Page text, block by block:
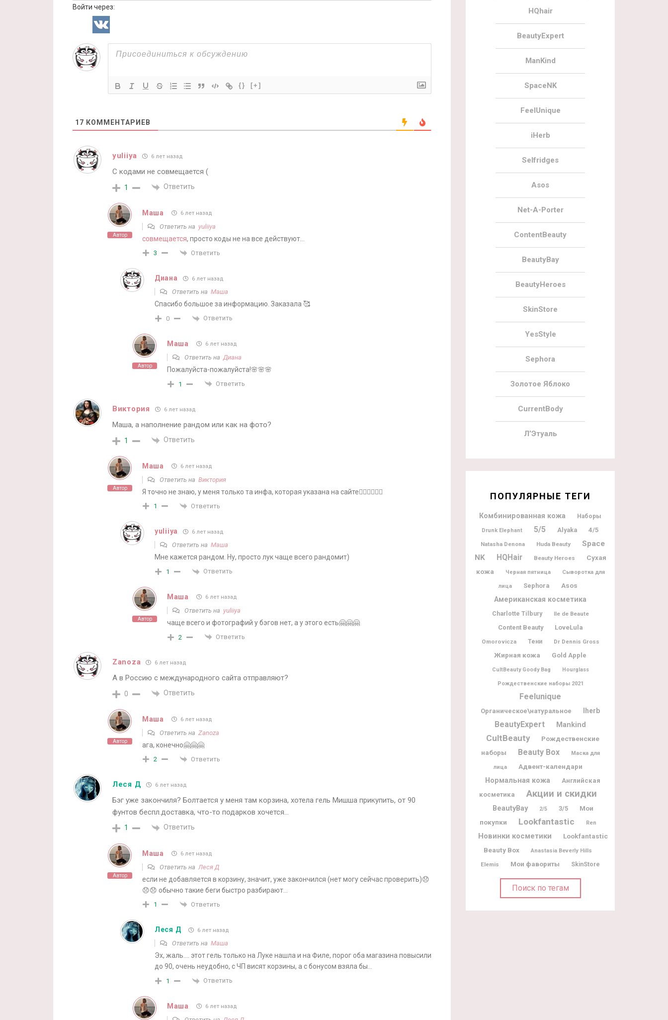
Войти через:
{} [+]
17 КОММЕНТАРИЕВ
yuliiya 6 лет назад
С кодами не совмещается (
1 Ответить
Автор
Маша 6 лет назад
Ответить на yuliiya
совмещается, просто коды не на все действуют…
3 Ответить
Диана 6 лет назад
Ответить на Маша
Спасибо большое за информацию. Заказала 🥰
0 Ответить
Автор
Маша 6 лет назад
Ответить на Диана
Пожалуйста-пожалуйста!🌸🌸🌸
1 Ответить
Виктория 6 лет назад
Маша, а наполнение рандом или как на фото?
1 Ответить
Автор
Маша 6 лет назад
Ответить на Виктория
Я точно не знаю, у меня только та инфа, которая указана на сайте🤷‍♀️🤷‍♀️🤷‍♀️
1 Ответить
yuliiya 6 лет назад
Ответить на Маша
Мне кажется рандом. Ну, просто лук чаще всего рандомит)
1 Ответить
Автор
Маша 6 лет назад
Ответить на yuliiya
чаще всего и фотографий у бэгов нет, а у этого есть🤗🤗🤗
2 Ответить
Zanoza 6 лет назад
А в Россию с международного сайта отправляют?
0 Ответить
Автор
Маша 6 лет назад
Ответить на Zanoza
ага, конечно🤗🤗🤗
2 Ответить
Леся Д 6 лет назад
Бэг уже закончиля? Болтается у меня там корзина, хотела гель Мишша прикупить, от 90
фунтов беспл.доставка, что-то подарков хочется…
1 Ответить
Автор
Маша 6 лет назад
Ответить на Леся Д
если не добавляется в корзину, значит, уже закончился (нет могу сейчас проверить)😞
😞😞 обычно такие беги быстро разбирают…
1 Ответить
Леся Д 6 лет назад
Ответить на Маша
Эх, жаль…. этот гель только на Луке нашла и на Филе, порог оба магазина повысили
до 90, очень неудобно, с ЧП висят корзины, а с бонусом взяла бы…
1 Ответить
Маша 6 лет назад
HQhair
BeautyExpert
ManKind
SpaceNK
FeelUnique
iHerb
Selfridges
Asos
Net-A-Porter
ContentBeauty
BeautyBay
BeautyHeroes
SkinStore
YesStyle
Sephora
Золотое Яблоко
CurrentBody
Л’Этуаль
ПОПУЛЯРНЫЕ ТЕГИ
Комбинированная кожа Наборы
Drunk Elephant 5/5 Alyaka 4/5
Natasha Denona Huda Beauty
Space
NK
HQHair Beauty Heroes
Сухая
кожа
Черная пятница Сыворотка для
лица Sephora Asos
Американская косметика
Charlotte Tilbury Ile de Beaute
Content Beauty LoveLula
Omorovicza Тени Dr Dennis Gross
Жирная кожа Gold Apple
CultBeauty Goody Bag Hourglass
Рождественские наборы 2021
Feelunique
Органическое\натуральное Iherb
BeautyExpert Mankind
CultBeauty
Рождественские
наборы
Beauty Box Маска для
лица
Адвент-календари
Нормальная кожа
Английская
косметика
Акции и скидки
BeautyBay 2/5 3/5
Мои
покупки
Lookfantastic Ren
Новинки косметики
Lookfantastic
Beauty Box
Anastasia Beverly Hills
Elemis Мои фавориты SkinStore
Поиск по тегам